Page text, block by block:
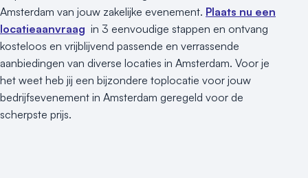
Amsterdam van jouw zakelijke evenement. Plaats nu een
locatieaanvraag in 3 eenvoudige stappen en ontvang
kosteloos en vrijblijvend passende en verrassende
aanbiedingen van diverse locaties in Amsterdam. Voor je
het weet heb jij een bijzondere toplocatie voor jouw
bedrijfsevenement in Amsterdam geregeld voor de
scherpste prijs.